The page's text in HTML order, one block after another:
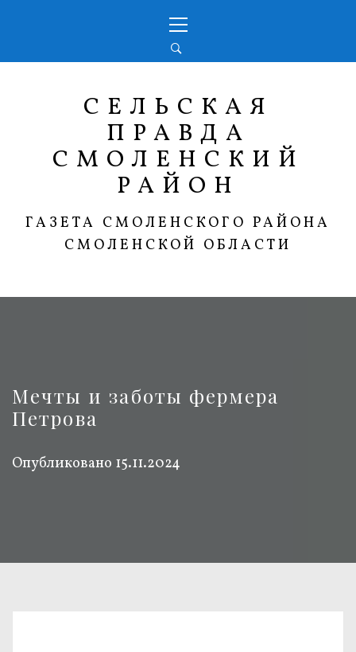
меню
СЕЛЬСКАЯ
ПРАВДА
СМОЛЕНСКИЙ
РАЙОН
ГАЗЕТА СМОЛЕНСКОГО РАЙОНА
СМОЛЕНСКОЙ ОБЛАСТИ
Мечты и заботы фермера
Петрова
Опубликовано 15.11.2024